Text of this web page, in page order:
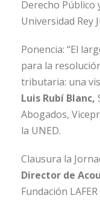
Derecho Público
Universidad Rey
Ponencia: “El
para la
tributaria: una
Luis Rubí Blanc,
Abogados,
la UNED.
Clausura la
Director de
Fundación